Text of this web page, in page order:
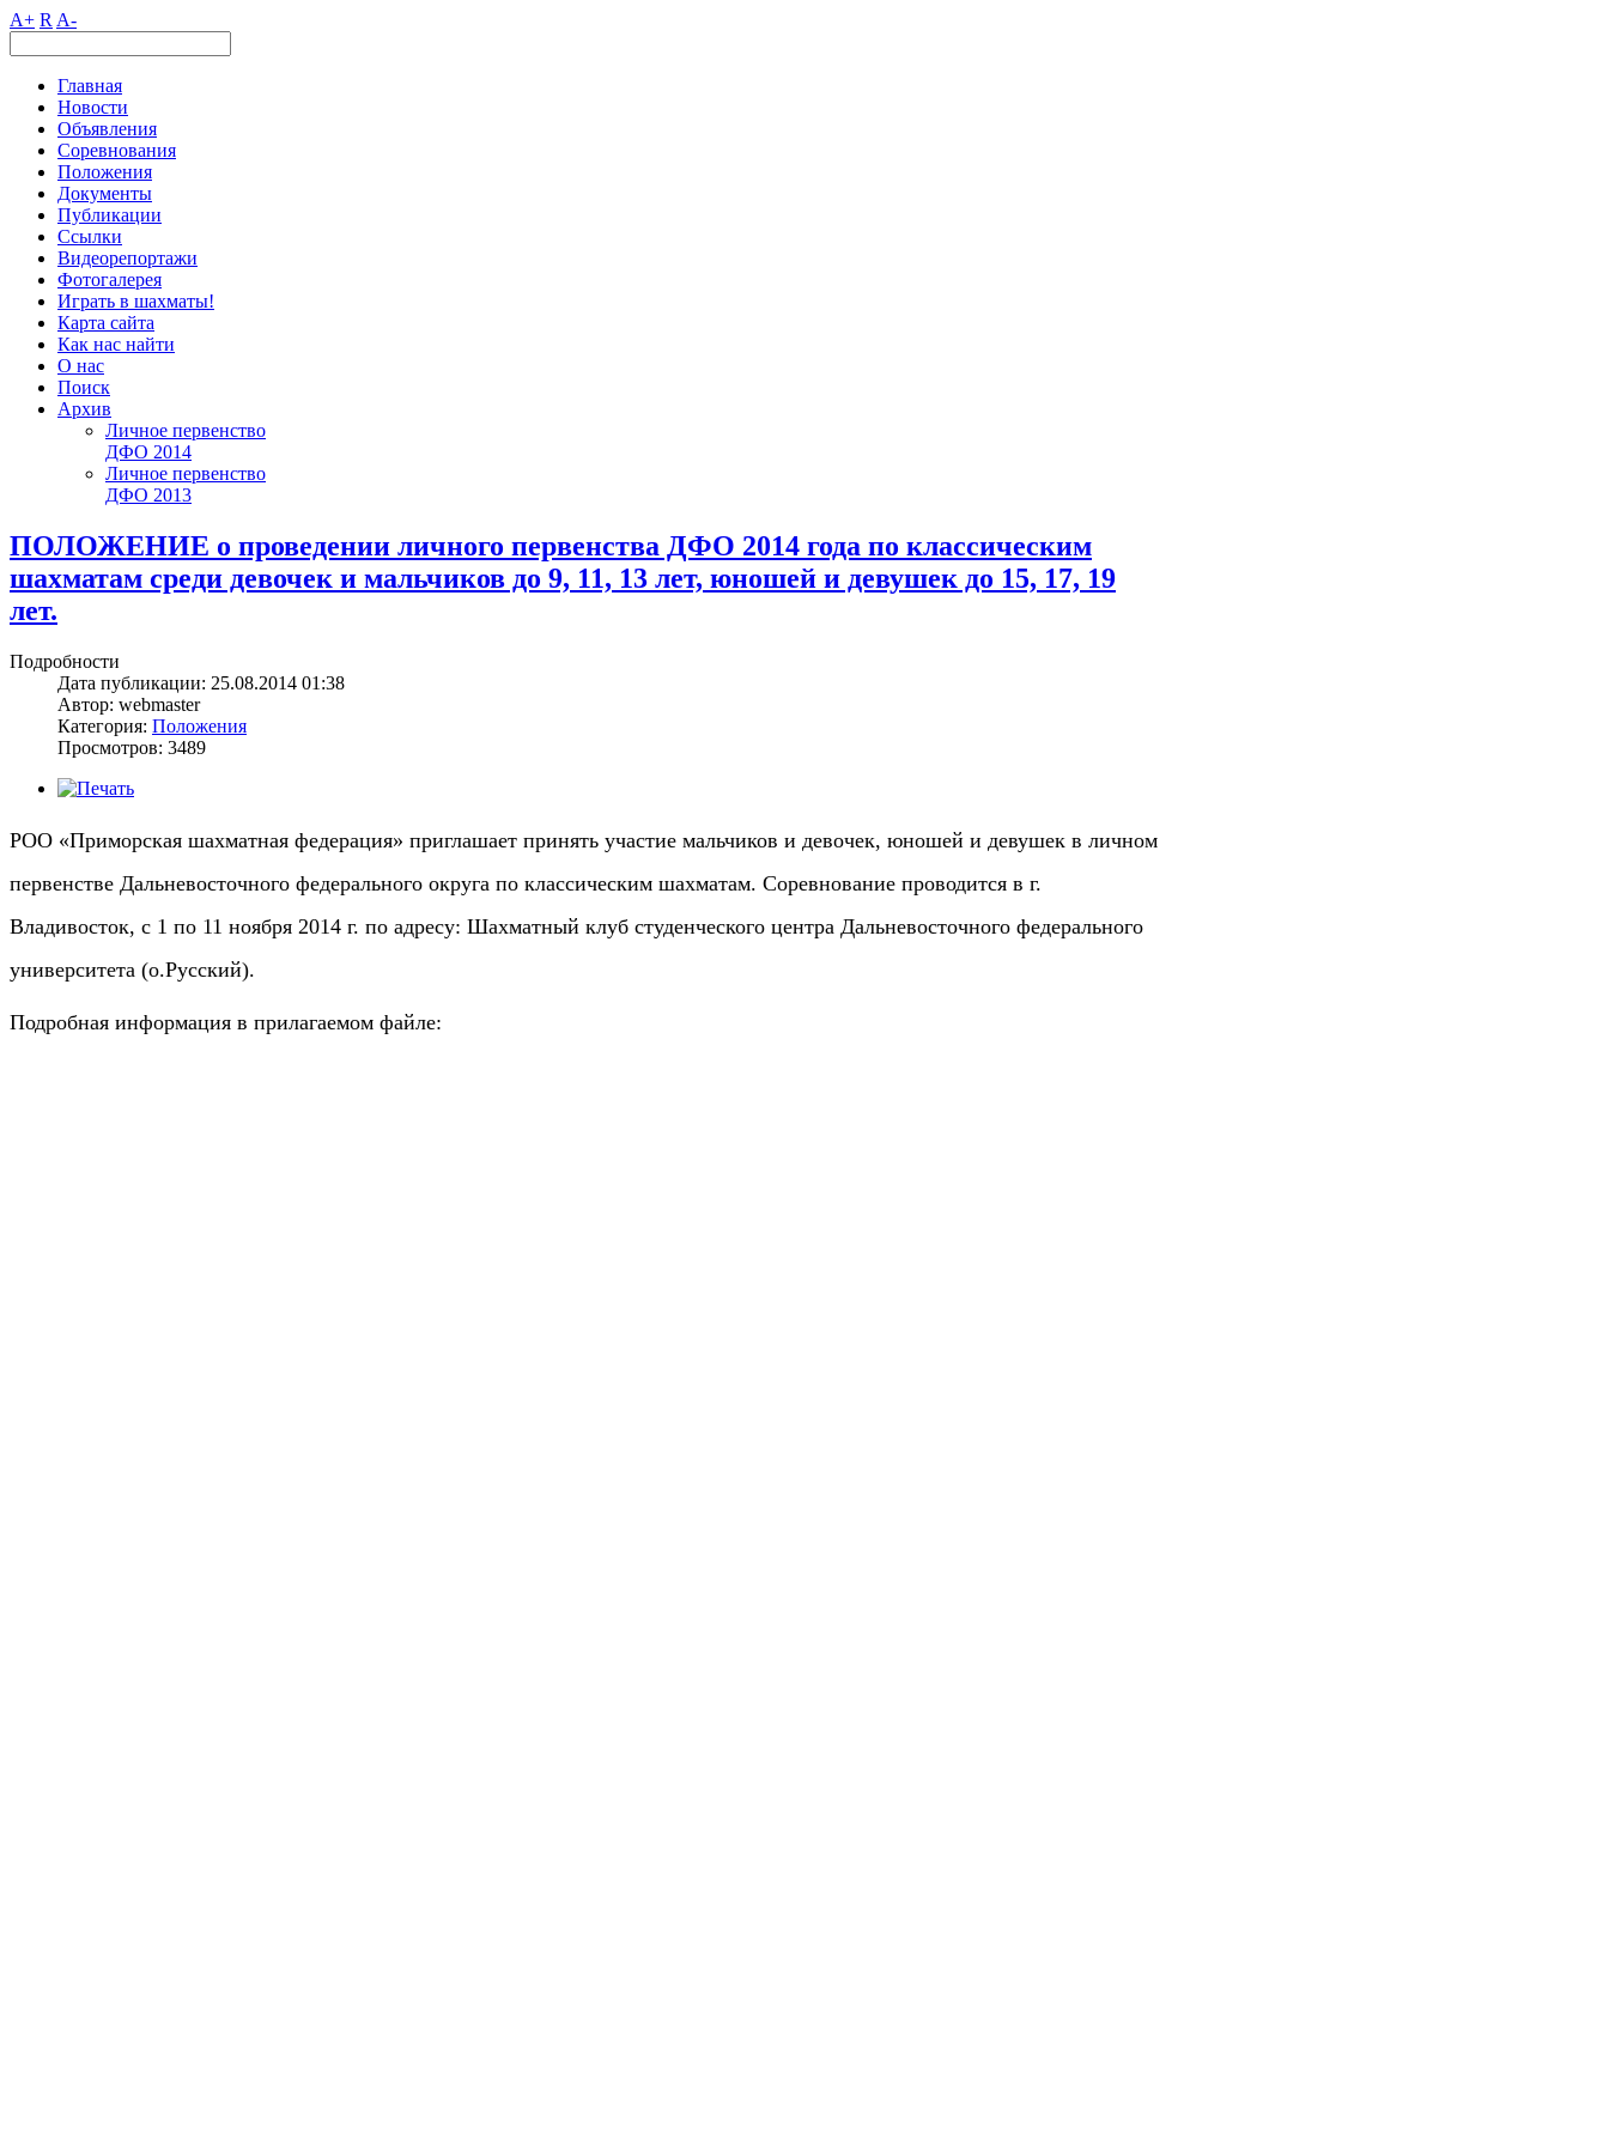
A+ R A-
Главная
Новости
Объявления
Соревнования
Положения
Документы
Публикации
Ссылки
Видеорепортажи
Фотогалерея
Играть в шахматы!
Карта сайта
Как нас найти
О нас
Поиск
Архив
Личное первенство
ДФО 2014
Личное первенство
ДФО 2013
ПОЛОЖЕНИЕ о проведении личного первенства ДФО 2014 года по классическим
шахматам среди девочек и мальчиков до 9, 11, 13 лет, юношей и девушек до 15, 17, 19
лет.
Подробности
Дата публикации: 25.08.2014 01:38
Автор: webmaster
Категория: Положения
Просмотров: 3489
РОО «Приморская шахматная федерация» приглашает принять участие мальчиков и девочек, юношей и девушек в личном
первенстве Дальневосточного федерального округа по классическим шахматам. Соревнование проводится в г.
Владивосток, с 1 по 11 ноября 2014 г. по адресу: Шахматный клуб студенческого центра Дальневосточного федерального
университета (о.Русский).
Подробная информация в прилагаемом файле: